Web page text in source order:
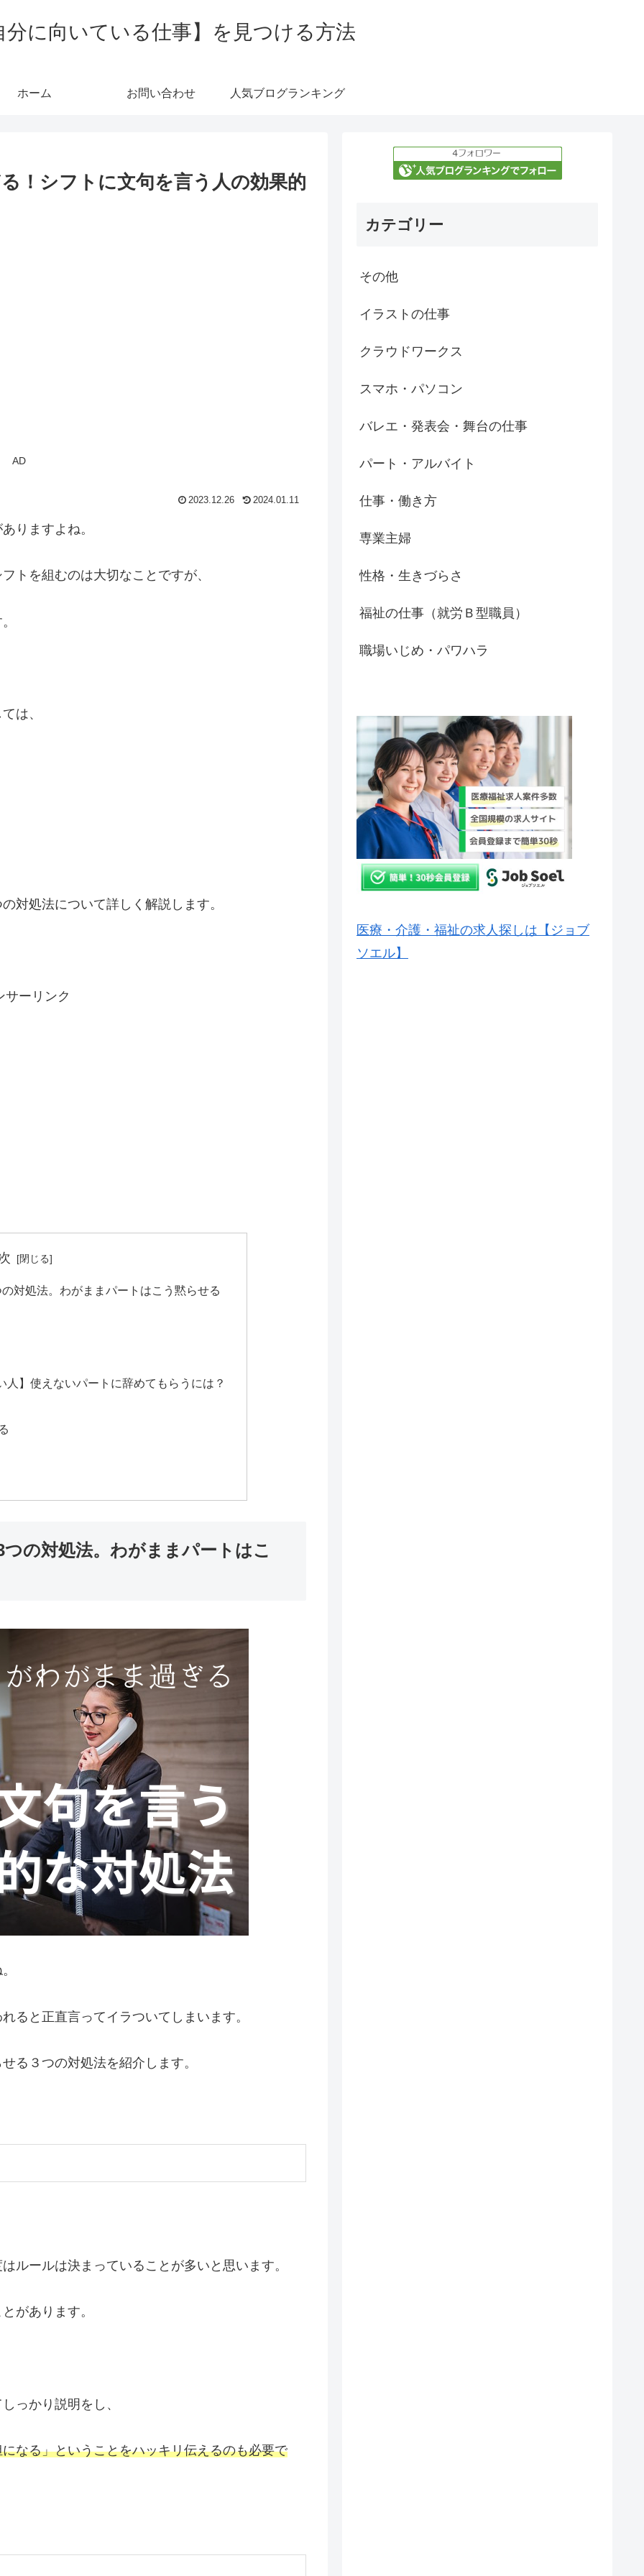
分に向いている仕事】を見つける方法
ホーム お問い合わせ 人気ブログランキング
！シフトに文句を言う人の効果的
AD
2023.12.26 2024.01.11
りますよね。
トを組むのは大切なことですが、
は、
対処法について詳しく解説します。
サーリンク
対処法。わがままパートはこう黙らせる
】使えないパートに辞めてもらうには？
の対処法。わがままパートはこ
ると正直言ってイラついてしまいます。
る３つの対処法を紹介します。
ルールは決まっていることが多いと思います。
があります。
っかり説明をし、
なる」ということをハッキリ伝えるのも必要で
カテゴリー
その他
イラストの仕事
クラウドワークス
スマホ・パソコン
バレエ・発表会・舞台の仕事
パート・アルバイト
仕事・働き方
専業主婦
性格・生きづらさ
福祉の仕事（就労Ｂ型職員）
職場いじめ・パワハラ
医療・介護・福祉の求人探しは【ジョブ
ソエル】